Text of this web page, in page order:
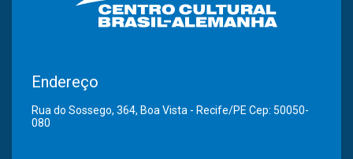
Endereço
Rua do Sossego, 364, Boa Vista - Recife/PE Cep: 50050-
080